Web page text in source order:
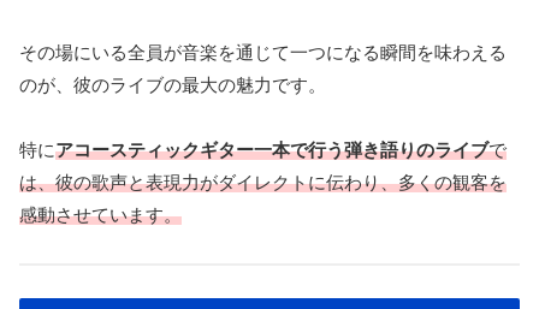
その場にいる全員が音楽を通じて一つになる瞬間を味わえる
のが、彼のライブの最大の魅力です。
特にアコースティックギター一本で行う弾き語りのライブで
は、彼の歌声と表現力がダイレクトに伝わり、多くの観客を
感動させています。